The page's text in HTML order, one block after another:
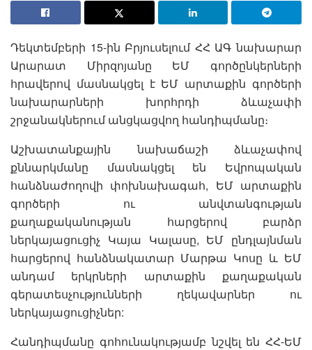
Դեկտեմբերի 15-ին Բրյուսելում ՀՀ ԱԳ նախարար
Արարատ Միրզոյանը ԵՄ գործընկերների
հրավերով մասնակցել է ԵՄ արտաքին գործերի
նախարարների խորհրդի ձևաչափի
շրջանակներում անցկացվող հանդիպմանը։
Աշխատանքային նախաճաշի ձևաչափով
քննարկմանը մասնակցել են Եվրոպական
հանձնաժողովի փոխնախագահ, ԵՄ արտաքին
գործերի ու անվտանգության
քաղաքականության հարցերով բարձր
ներկայացուցիչ Կայա Կալասը, ԵՄ ընդլայնման
հարցերով հանձնակատար Մարթա Կոսը և ԵՄ
անդամ երկրների արտաքին քաղաքական
գերատեսչությունների ղեկավարներ ու
ներկայացուցիչներ:
Հանդիպմանը գոհունակությամբ նշվել են ՀՀ-ԵՄ